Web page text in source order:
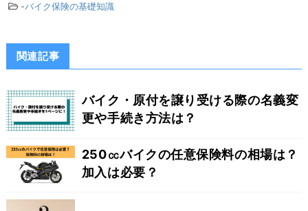
-バイク保険の基礎知識
関連記事
バイク・原付を譲り受ける際の名義変
更や手続き方法は？
250㏄バイクの任意保険料の相場は？
加入は必要？